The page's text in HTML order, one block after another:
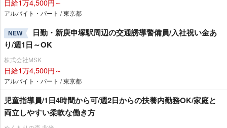
アルバイト・パート / 東京都
NEW
日勤・新庚申塚駅周辺の交通誘導警備員/入社祝い金あ
り/週1日～OK
株式会社MSK
日給1万4,500円～
アルバイト・パート / 東京都
児童指導員/1日4時間から可/週2日からの扶養内勤務OK/家庭と
両立しやすい柔軟な働き方